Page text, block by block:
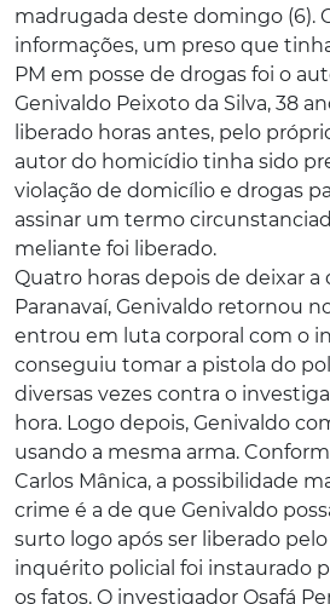
madrugada deste domingo (6).
informações, um preso que
PM em posse de drogas foi o
Genivaldo Peixoto da Silva, 38
liberado horas antes, pelo
autor do homicídio tinha sido
violação de domicílio e drogas
assinar um termo
meliante foi liberado.
Quatro horas depois de deixar a
Paranavaí, Genivaldo retornou
entrou em luta corporal com o
conseguiu tomar a pistola do
diversas vezes contra o
hora. Logo depois, Genivaldo
usando a mesma arma.
Carlos Mânica, a possibilidade
crime é a de que Genivaldo
surto logo após ser liberado
inquérito policial foi instaurado
os fatos. O investigador Osafá